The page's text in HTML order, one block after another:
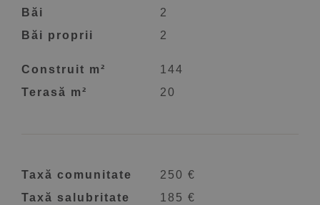
Băi
2
Băi proprii
2
Construit m²
144
Terasă m²
20
Taxă comunitate
250 €
Taxă salubritate
185 €